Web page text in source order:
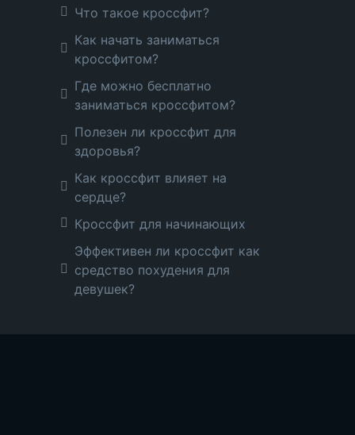
Что такое кроссфит?
Как начать заниматься
кроссфитом?
Где можно бесплатно
заниматься кроссфитом?
Полезен ли кроссфит для
здоровья?
Как кроссфит влияет на
сердце?
Кроссфит для начинающих
Эффективен ли кроссфит как
средство похудения для
девушек?